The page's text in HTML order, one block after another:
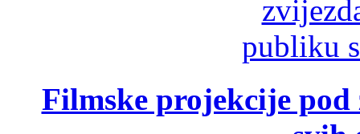
Filmske projekcije